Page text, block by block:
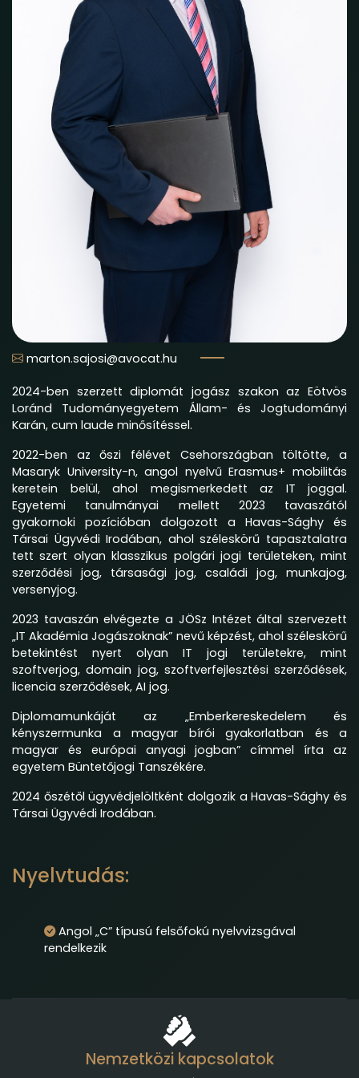
marton.sajosi@avocat.hu
2024-ben szerzett diplomát jogász szakon az Eötvös
Loránd Tudományegyetem Állam- és Jogtudományi
Karán, cum laude minősítéssel.
2022-ben az őszi félévet Csehországban töltötte, a
Masaryk University-n, angol nyelvű Erasmus+ mobilitás
keretein belül, ahol megismerkedett az IT joggal.
Egyetemi tanulmányai mellett 2023 tavaszától
gyakornoki pozícióban dolgozott a Havas-Sághy és
Társai Ügyvédi Irodában, ahol széleskörű tapasztalatra
tett szert olyan klasszikus polgári jogi területeken, mint
szerződési jog, társasági jog, családi jog, munkajog,
versenyjog.
2023 tavaszán elvégezte a JÖSz Intézet által szervezett
„IT Akadémia Jogászoknak” nevű képzést, ahol széleskörű
betekintést nyert olyan IT jogi területekre, mint
szoftverjog, domain jog, szoftverfejlesztési szerződések,
licencia szerződések, AI jog.
Diplomamunkáját az „Emberkereskedelem és
kényszermunka a magyar bírói gyakorlatban és a
magyar és európai anyagi jogban” címmel írta az
egyetem Büntetőjogi Tanszékére.
2024 őszétől ügyvédjelöltként dolgozik a Havas-Sághy és
Társai Ügyvédi Irodában.
Nyelvtudás:
Angol „C” típusú felsőfokú nyelvvizsgával
rendelkezik
Nemzetközi kapcsolatok